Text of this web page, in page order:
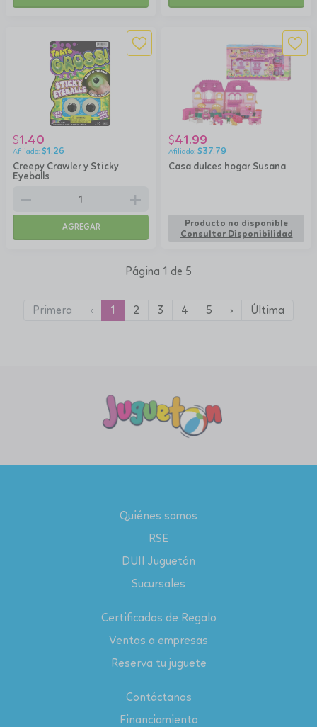
Creepy Crawler y Sticky
Eyeballs
$1.40
$1.26
remove add
AGREGAR
Casa dulces hogar Susana
$41.99
$37.79
Producto no disponible
Consultar Disponibilidad
Página 1 de 5
Primera ‹ 1 2 3 4 5 › Última
Quiénes somos
RSE
DUII Juguetón
Sucursales
Certificados de Regalo
Ventas a empresas
Reserva tu juguete
Contáctanos
Financiamiento